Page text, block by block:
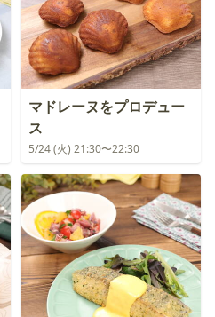
マドレーヌをプロデュー
ス
5/24 (火) 21:30〜22:30